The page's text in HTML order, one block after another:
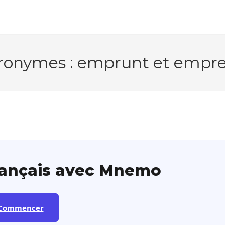
: emprunt et
avec Mnemo